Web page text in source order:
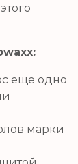
еще одно
марки